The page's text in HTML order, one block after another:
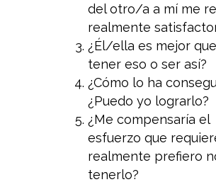
del otro/a a mí me
realmente
¿Él/ella es mejor
tener eso o ser así?
¿Cómo lo ha
¿Puedo yo lograrlo?
¿Me compensaría el
esfuerzo que
realmente prefiero
tenerlo?